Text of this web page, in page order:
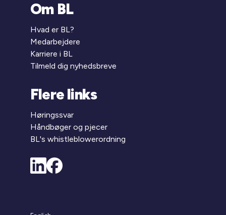
Om BL
Hvad er BL?
Medarbejdere
Karriere i BL
Tilmeld dig nyhedsbreve
Flere links
Høringssvar
Håndbøger og pjecer
BL's whistleblowerordning